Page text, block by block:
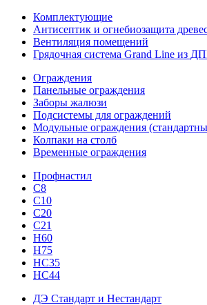
Комплектующие
Антисептик и огнебиозащита
Вентиляция помещений
Грядочная система Grand Line из
Ограждения
Панельные ограждения
Заборы жалюзи
Подсистемы для ограждений
Модульные ограждения
Колпаки на столб
Временные ограждения
Профнастил
С8
С10
С20
С21
H60
H75
HС35
НС44
ДЭ Стандарт и Нестандарт